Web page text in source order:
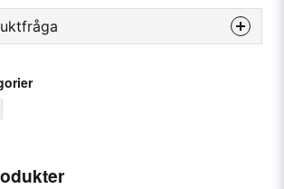
om denna produkten...